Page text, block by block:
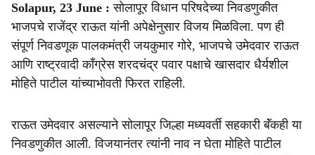
a
r
e
Solapur, 23 June : सोलापूर विधान परिषदेच्या निवडणुकीत
भाजपचे राजेंद्र राऊत यांनी अपेक्षेनुसार विजय मिळविला. पण ही
संपूर्ण निवडणूक पालकमंत्री जयकुमार गोरे, भाजपचे उमेदवार राऊत
आणि राष्ट्रवादी काँग्रेस शरदचंद्र पवार पक्षाचे खासदार धैर्यशील
मोहिते पाटील यांच्याभोवती फिरत राहिली.
राऊत उमेदवार असल्याने सोलापूर जिल्हा मध्यवर्ती सहकारी बॅंकही या
निवडणुकीत आली. विजयानंतर त्यांनी नाव न घेता मोहिते पाटील